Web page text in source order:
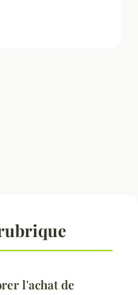
l'achat de